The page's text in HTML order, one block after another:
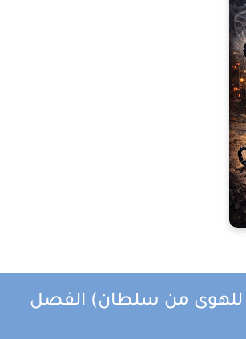
للهوى من سلطان) الفصل